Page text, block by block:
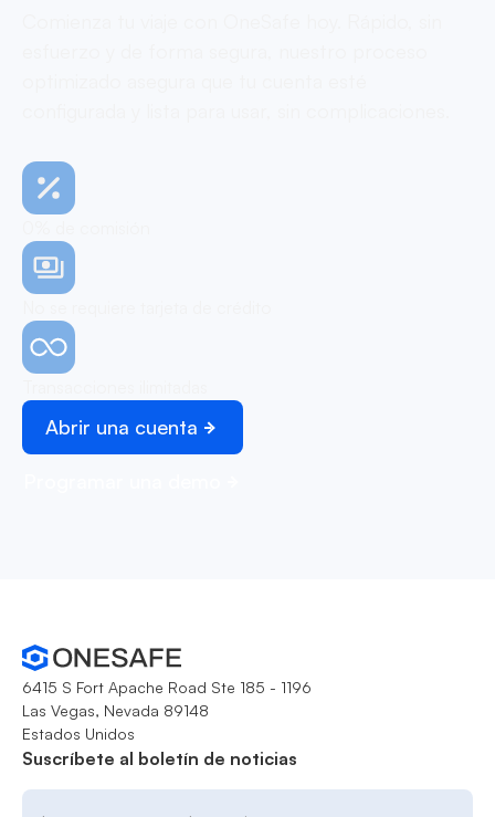
Abrir una cuenta
6415 S Fort Apache Road Ste 185 - 1196
Las Vegas, Nevada 89148
Estados Unidos
Suscríbete al boletín de noticias